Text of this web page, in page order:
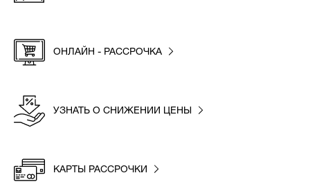
ОНЛАЙН - РАССРОЧКА
УЗНАТЬ О СНИЖЕНИИ ЦЕНЫ
КАРТЫ РАССРОЧКИ